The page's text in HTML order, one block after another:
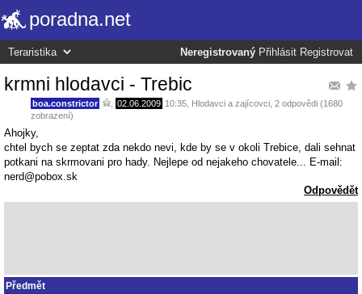
poradna.net
Neregistrovaný Přihlásit Registrovat
krmni hlodavci - Trebic
boa.constrictor 02.06.2009 10:35 Hlodavci a zajícovci , 2 odpovědi (1680
zobrazení)
Ahojky,
chtel bych se zeptat zda nekdo nevi, kde by se v okoli Trebice, dali sehnat
potkani na skrmovani pro hady. Nejlepe od nejakeho chovatele... E-mail:
nerd@pobox.sk
Odpovědět
Předmět